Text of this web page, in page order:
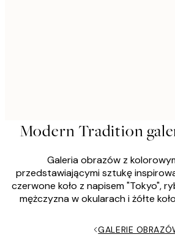
Modern Tradition
Galeria obrazów z
przedstawiającymi sztukę
czerwone koło z napisem "Tokyo",
mężczyzna w okularach i żółte
GALERIE